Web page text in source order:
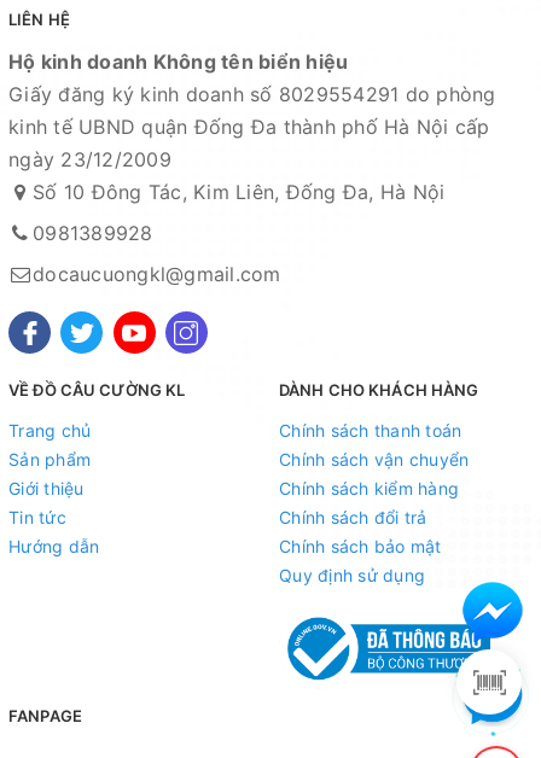
LIÊN HỆ
Hộ kinh doanh Không tên biển hiệu
Giấy đăng ký kinh doanh số 8029554291 do phòng
kinh tế UBND quận Đống Đa thành phố Hà Nội cấp
ngày 23/12/2009
Số 10 Đông Tác, Kim Liên, Đống Đa, Hà Nội
0981389928
docaucuongkl@gmail.com
VỀ ĐỒ CÂU CƯỜNG KL
Trang chủ
Sản phẩm
Giới thiệu
Tin tức
Hướng dẫn
DÀNH CHO KHÁCH HÀNG
Chính sách thanh toán
Chính sách vận chuyển
Chính sách kiểm hàng
Chính sách đổi trả
Chính sách bảo mật
Quy định sử dụng
FANPAGE